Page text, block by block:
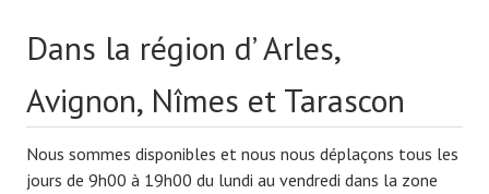
Dans la région d’ Arles,
Avignon, Nîmes et Tarascon
Nous sommes disponibles et nous nous déplaçons tous les
jours de 9h00 à 19h00 du lundi au vendredi dans la zone